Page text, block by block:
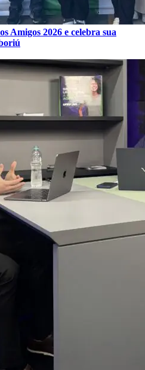
Amigos 2026 e celebra sua